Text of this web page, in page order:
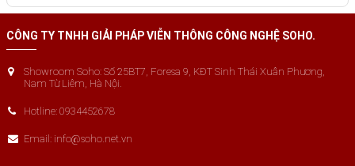
CÔNG TY TNHH GIẢI PHÁP VIỄN THÔNG CÔNG NGHỆ SOHO.
Showroom Soho: Số 25BT7, Foresa 9, KĐT Sinh Thái Xuân Phương,
Nam Từ Liêm, Hà Nội.
Hotline: 0934452678
Email: info@soho.net.vn